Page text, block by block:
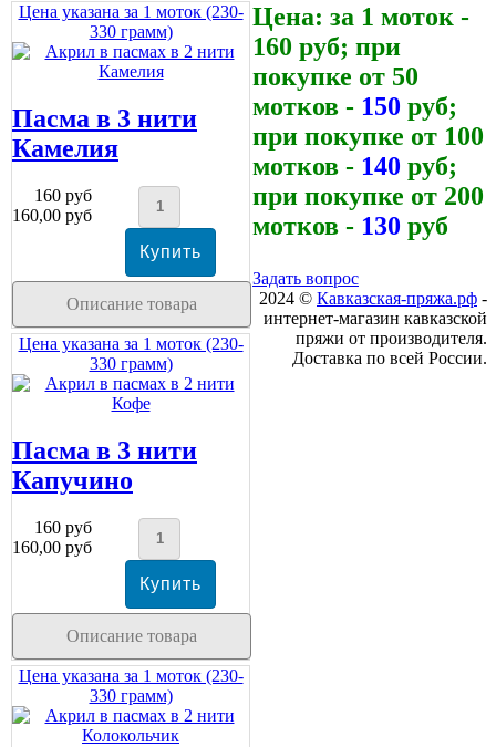
Цена указана за 1 моток (230-
330 грамм)
Пасма в 3 нити
Камелия
160 руб
160,00 руб
Описание товара
Цена указана за 1 моток (230-
330 грамм)
Пасма в 3 нити
Капучино
160 руб
160,00 руб
Описание товара
Цена указана за 1 моток (230-
330 грамм)
Цена: за 1 моток -
160 руб; при
покупке от 50
мотков - 150 руб;
при покупке от 100
мотков - 140 руб;
при покупке от 200
мотков - 130 руб
Задать вопрос
2024 © Кавказская-пряжа.рф -
интернет-магазин кавказской
пряжи от производителя.
Доставка по всей России.